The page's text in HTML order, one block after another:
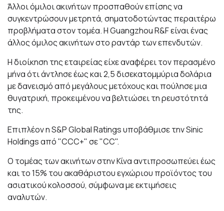
Άλλοι όμιλοι ακινήτων προσπαθούν επίσης να
συγκεντρώσουν μετρητά, σηματοδοτώντας περαιτέρω
προβλήματα στον τομέα. Η Guangzhou R&F είναι ένας
άλλος όμιλος ακινήτων στο ραντάρ των επενδυτών.
Η διοίκηση της εταιρείας είχε αναφέρει τον περασμένο
μήνα ότι άντλησε έως και 2,5 δισεκατομμύρια δολάρια
με δανεισμό από μεγάλους μετόχους και πούλησε μια
θυγατρική, προκειμένου να βελτιώσει τη ρευστότητά
της.
Επιπλέον η S&P Global Ratings υποβάθμισε την Sinic
Holdings από "CCC+" σε "CC".
Ο τομέας των ακινήτων στην Κίνα αντιπροσωπεύει έως
και το 15% του ακαθάριστου εγχώριου προϊόντος του
ασιατικού κολοσσού, σύμφωνα με εκτιμήσεις
αναλυτών.